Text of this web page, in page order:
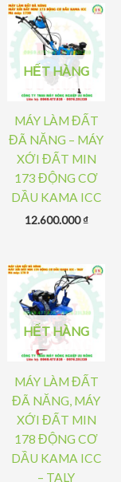
HẾT HÀNG
MÁY LÀM ĐẤT
ĐÃ NĂNG – MÁY
XỚI ĐẤT MIN
173 ĐỘNG CƠ
DẦU KAMA ICC
12.600.000₫
HẾT HÀNG
MÁY LÀM ĐẤT
ĐÃ NĂNG, MÁY
XỚI ĐẤT MIN
178 ĐỘNG CƠ
DẦU KAMA ICC
– TALY